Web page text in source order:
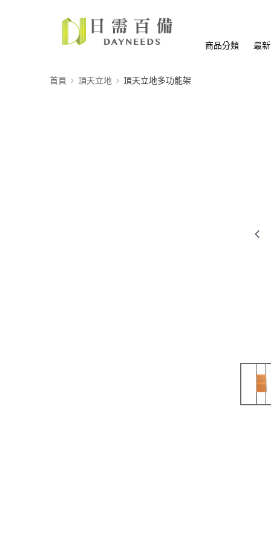
商品分類 最
首頁 頂天立地 頂天立地多功能架